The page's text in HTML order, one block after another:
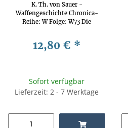
K. Th. von Sauer -
Waffengeschichte Chronica-
Reihe: W Folge: W73 Die
Waffentechnik, Waffenkunde
12,80 € *
Sofort verfügbar
Lieferzeit: 2 - 7 Werktage